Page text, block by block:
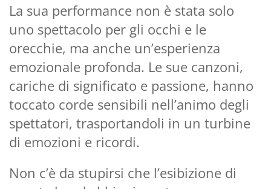
La sua performance non è stata solo
uno spettacolo per gli occhi e le
orecchie, ma anche un’esperienza
emozionale profonda. Le sue canzoni,
cariche di significato e passione, hanno
toccato corde sensibili nell’animo degli
spettatori, trasportandoli in un turbine
di emozioni e ricordi.
Non c’è da stupirsi che l’esibizione di